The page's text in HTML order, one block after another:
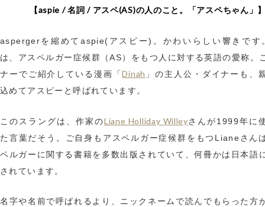
【aspie / 名詞 / アスペ(AS)の人のこと。「アスペちゃん」
aspergerを縮めてaspie(アスピー)。かわいらしい響きです
は、アスペルガー症候群（AS）をもつ人に対する英語の愛称。
ナーでご紹介している漫画「Dinah 」の主人公・ダイナーも、
込めてアスピーと呼ばれています。
このスラングは、作家のLiane Holliday Willeyさんが1999年に
た言葉だそう。ご自身もアスペルガー症候群をもつLianeさん
ペルガーに関する書籍を多数出版されていて、何冊かは日本語
されています。
名字や名前で呼ばれるより、ニックネームで読んでもらった方